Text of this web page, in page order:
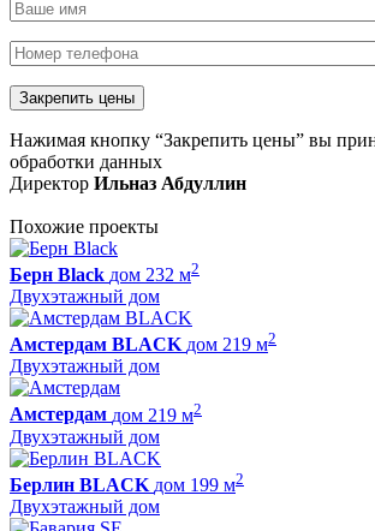
Нажимая кнопку “Закрепить цены” вы
обработки данных
Директор Ильназ Абдуллин
Похожие проекты
Берн Black дом 232 м2
Двухэтажный дом
Амстердам BLACK дом 219 м2
Двухэтажный дом
Амстердам дом 219 м2
Двухэтажный дом
Берлин BLACK дом 199 м2
Двухэтажный дом